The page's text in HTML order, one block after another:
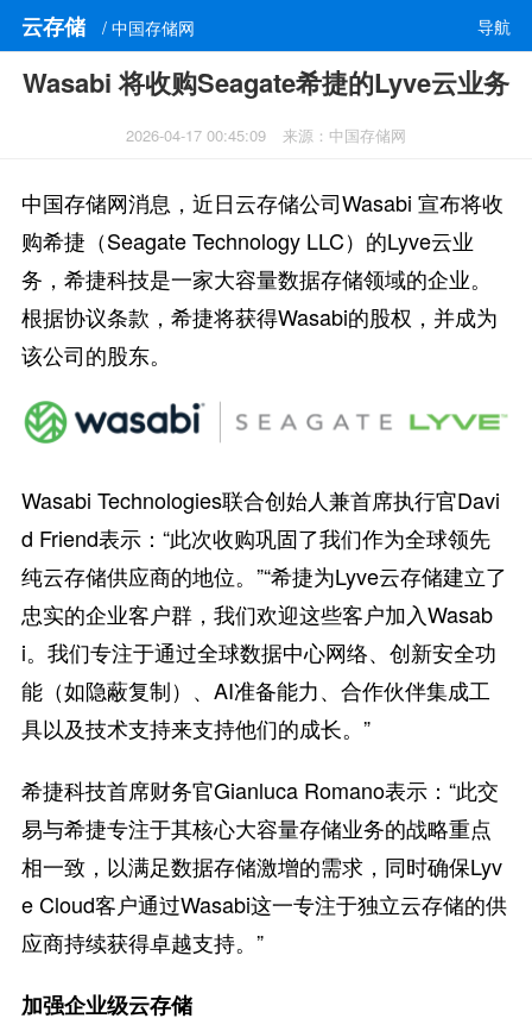
云存储 / 中国存储网 导航
Wasabi 将收购Seagate希捷的Lyve云业务
2026-04-17 00:45:09 来源：中国存储网
中国存储网消息，近日云存储公司Wasabi 宣布将收
购希捷（Seagate Technology LLC）的Lyve云业
务，希捷科技是一家大容量数据存储领域的企业。
根据协议条款，希捷将获得Wasabi的股权，并成为
该公司的股东。
Wasabi Technologies联合创始人兼首席执行官Davi
d Friend表示：“此次收购巩固了我们作为全球领先
纯云存储供应商的地位。”“希捷为Lyve云存储建立了
忠实的企业客户群，我们欢迎这些客户加入Wasab
i。我们专注于通过全球数据中心网络、创新安全功
能（如隐蔽复制）、AI准备能力、合作伙伴集成工
具以及技术支持来支持他们的成长。”
希捷科技首席财务官Gianluca Romano表示：“此交
易与希捷专注于其核心大容量存储业务的战略重点
相一致，以满足数据存储激增的需求，同时确保Lyv
e Cloud客户通过Wasabi这一专注于独立云存储的供
应商持续获得卓越支持。”
加强企业级云存储